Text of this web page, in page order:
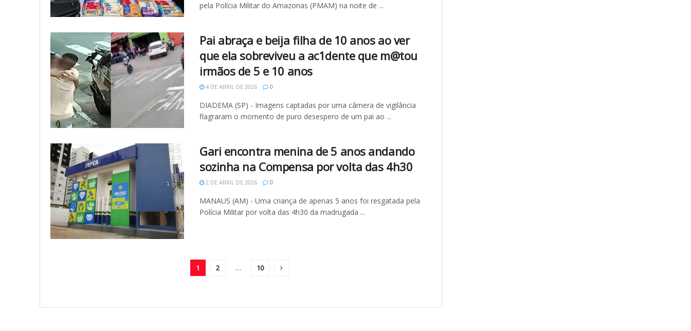
pela Polícia Militar do Amazonas (PMAM) na noite de ...
Pai abraça e beija filha de 10 anos ao ver
que ela sobreviveu a ac1dente que m@tou
irmãos de 5 e 10 anos
4 DE ABRIL DE 2026 0
DIADEMA (SP) - Imagens captadas por uma câmera de vigilância
flagraram o momento de puro desespero de um pai ao ...
Gari encontra menina de 5 anos andando
sozinha na Compensa por volta das 4h30
2 DE ABRIL DE 2026 0
MANAUS (AM) - Uma criança de apenas 5 anos foi resgatada pela
Polícia Militar por volta das 4h30 da madrugada ...
1 2 … 10